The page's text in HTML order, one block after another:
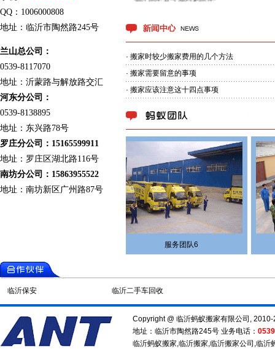
QQ：1006000808
地址：临沂市陶然路245号
兰山总公司：
0539-8117070
地址：沂蒙路与解放路交汇
河东分公司：
0539-8138895
地址：东兴路78号
罗庄分公司：15165599911
地址：罗庄区湖北路116号
南坊分公司：15863955522
地址：南坊新区广州路87号
· 搬家时较少搬家费用的几个方法
· 搬家需要留意的事项
· 搬家应该注意这十四点事项
服务团队6
临沂保安 临沂二手车回收
Copyright @ 临沂蚂蚁搬家有限公司,
地址：临沂市陶然路245号 业务电话：
临沂蚂蚁搬家,临沂搬家,临沂搬家公司 ,临沂